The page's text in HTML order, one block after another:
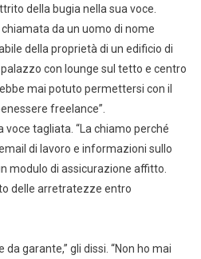
della bugia nella sua voce.
chiamata da un uomo di nome
della proprietà di un edificio di
con lounge sul tetto e centro
mai potuto permettersi con il
freelance”.
voce tagliata. “La chiamo perché
di lavoro e informazioni sullo
modulo di assicurazione affitto.
delle arretratezze entro
garante,” gli dissi. “Non ho mai